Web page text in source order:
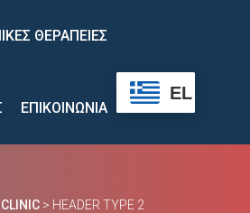
ΘΕΡΑΠΕΙΕΣ
ΕΠΙΚΟΙΝΩΝΙΑ
EL
> HEADER TYPE 2